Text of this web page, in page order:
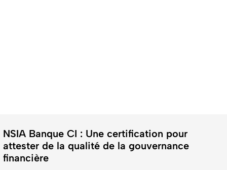
NSIA Banque CI : Une certification pour
attester de la qualité de la gouvernance
financière